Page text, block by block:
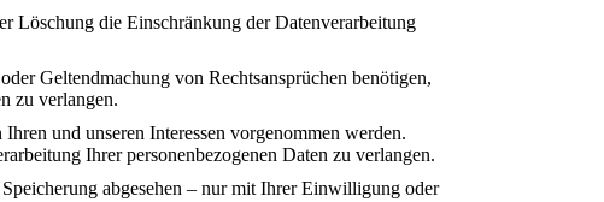
Löschung die Einschränkung der Datenverarbeitung
Geltendmachung von Rechtsansprüchen benötigen,
zu verlangen.
und unseren Interessen vorgenommen werden.
Ihrer personenbezogenen Daten zu verlangen.
abgesehen – nur mit Ihrer Einwilligung oder